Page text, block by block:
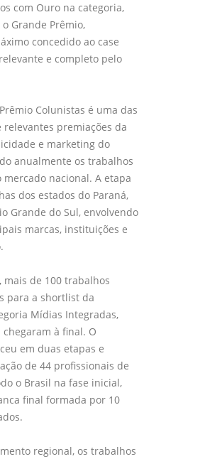
com Ouro na categoria,
Grande Prêmio,
concedido ao case
e completo pelo
Colunistas é uma das
premiações da
e marketing do
anualmente os trabalhos
nacional. A etapa
dos estados do Paraná,
Grande do Sul, envolvendo
marcas, instituições e
mais de 100 trabalhos
para a shortlist da
Mídias Integradas,
chegaram à final. O
em duas etapas e
de 44 profissionais de
o Brasil na fase inicial,
final formada por 10
regional, os trabalhos